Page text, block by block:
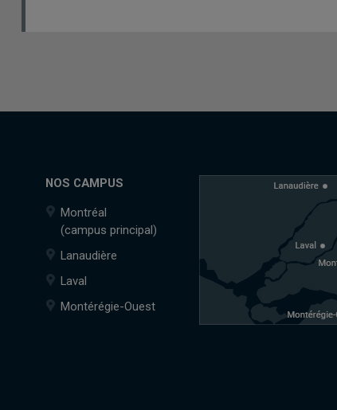
NOS CAMPUS
Montréal
(campus principal)
Lanaudière
Laval
Montérégie-Ouest